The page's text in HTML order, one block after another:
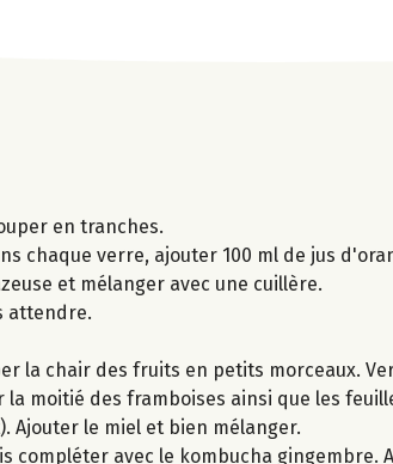
en tranches.
chaque verre, ajouter 100 ml de jus
et mélanger avec une cuillère.
attendre.
la chair des fruits en petits morceaux.
moitié des framboises ainsi que les
Ajouter le miel et bien mélanger.
compléter avec le kombucha gingembre.